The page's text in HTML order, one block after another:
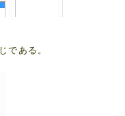
である。